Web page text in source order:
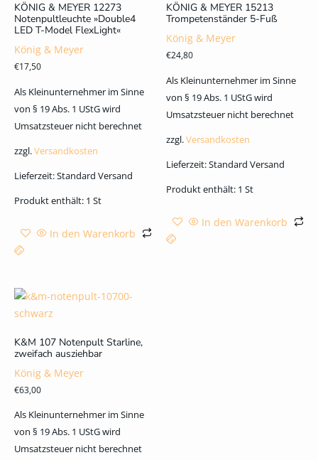
KÖNIG & MEYER 12273
Notenpultleuchte »Double4
LED T-Model FlexLight«
König & Meyer
€17,50
Als Kleinunternehmer im Sinne
von § 19 Abs. 1 UStG wird
Umsatzsteuer nicht berechnet
zzgl.Versandkosten
Lieferzeit:Standard Versand
Produkt enthält: 1 St
In den Warenkorb
KÖNIG & MEYER 15213
Trompetenständer 5-Fuß
König & Meyer
€24,80
Als Kleinunternehmer im Sinne
von § 19 Abs. 1 UStG wird
Umsatzsteuer nicht berechnet
zzgl.Versandkosten
Lieferzeit:Standard Versand
Produkt enthält: 1 St
In den Warenkorb
K&M 107 Notenpult Starline,
zweifach ausziehbar
König & Meyer
€63,00
Als Kleinunternehmer im Sinne
von § 19 Abs. 1 UStG wird
Umsatzsteuer nicht berechnet